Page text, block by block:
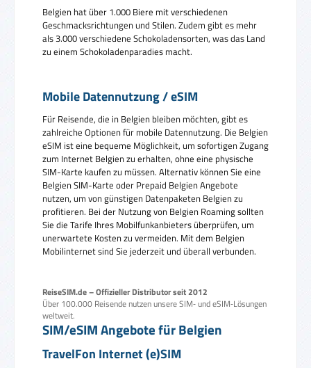
Belgien hat über 1.000 Biere mit verschiedenen
Geschmacksrichtungen und Stilen. Zudem gibt es mehr
als 3.000 verschiedene Schokoladensorten, was das Land
zu einem Schokoladenparadies macht.
Mobile Datennutzung / eSIM
Für Reisende, die in Belgien bleiben möchten, gibt es
zahlreiche Optionen für mobile Datennutzung. Die Belgien
eSIM ist eine bequeme Möglichkeit, um sofortigen Zugang
zum Internet Belgien zu erhalten, ohne eine physische
SIM-Karte kaufen zu müssen. Alternativ können Sie eine
Belgien SIM-Karte oder Prepaid Belgien Angebote
nutzen, um von günstigen Datenpaketen Belgien zu
profitieren. Bei der Nutzung von Belgien Roaming sollten
Sie die Tarife Ihres Mobilfunkanbieters überprüfen, um
unerwartete Kosten zu vermeiden. Mit dem Belgien
Mobilinternet sind Sie jederzeit und überall verbunden.
ReiseSIM.de – Offizieller Distributor seit 2012
Über 100.000 Reisende nutzen unsere SIM‑ und eSIM‑Lösungen
weltweit.
SIM/eSIM Angebote für Belgien
TravelFon Internet (e)SIM